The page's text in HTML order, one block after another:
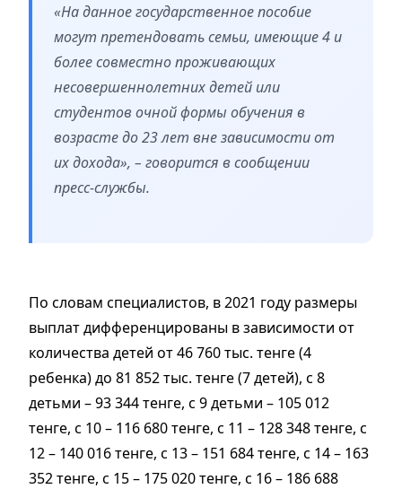
«На данное государственное пособие
могут претендовать семьи, имеющие 4 и
более совместно проживающих
несовершеннолетних детей или
студентов очной формы обучения в
возрасте до 23 лет вне зависимости от
их дохода», – говорится в сообщении
пресс-службы.
По словам специалистов, в 2021 году размеры
выплат дифференцированы в зависимости от
количества детей от 46 760 тыс. тенге (4
ребенка) до 81 852 тыс. тенге (7 детей), с 8
детьми – 93 344 тенге, с 9 детьми – 105 012
тенге, с 10 – 116 680 тенге, с 11 – 128 348 тенге, с
12 – 140 016 тенге, с 13 – 151 684 тенге, с 14 – 163
352 тенге, с 15 – 175 020 тенге, с 16 – 186 688